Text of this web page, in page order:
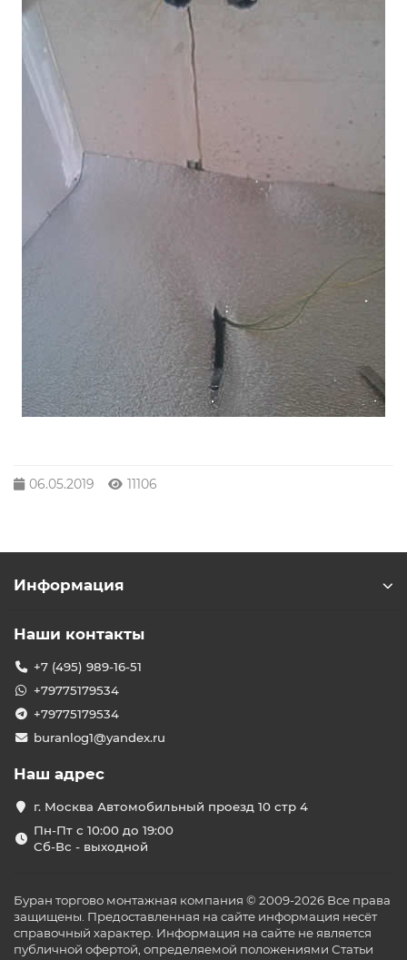
06.05.2019 11106
Информация
Наши контакты
+7 (495) 989-16-51
+79775179534
+79775179534
buranlog1@yandex.ru
Наш адрес
г. Москва Автомобильный проезд 10 стр 4
Пн-Пт с 10:00 до 19:00
Сб-Вс - выходной
Буран торгово монтажная компания © 2009-2026 Все права
защищены. Предоставленная на сайте информация несёт
справочный характер. Информация на сайте не является
публичной офертой, определяемой положениями Статьи